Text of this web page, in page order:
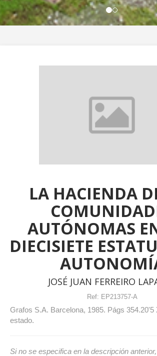
LA HACIENDA
AUTÓNOMAS
DIECISIETE
JOSÉ JUAN FERREIRO
Ref: EP213757-A
Grafos S.A. Barcelona, 1985. Págs 354.20'5
estado.
Si no se especifica en la descripción